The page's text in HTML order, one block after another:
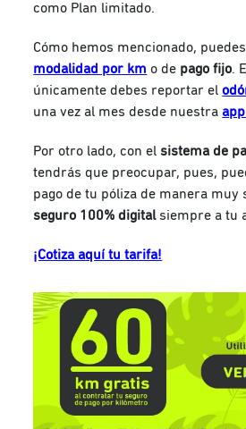
como Plan limitado.
Cómo hemos mencionado,
modalidad por km o de pago fijo.
únicamente debes reportar el
una vez al mes desde nuestra
Por otro lado, con elsistema de
tendrás que preocupar, pues,
pago de tu póliza de manera muy
seguro 100% digitalsiempre a tu
¡Cotiza aquí tu tarifa!